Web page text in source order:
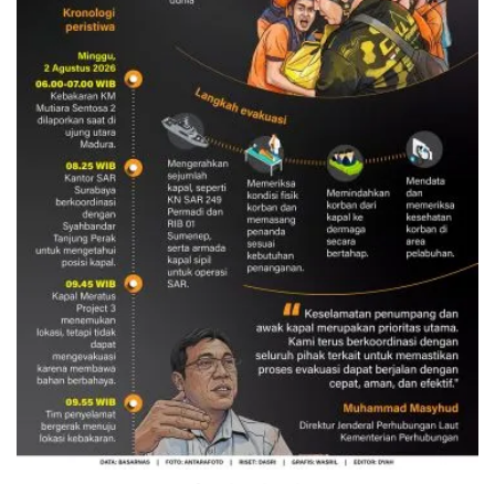
Evakuasi korban kebakaran KM
Mutiara Sentosa 2
3 Agustus 2026